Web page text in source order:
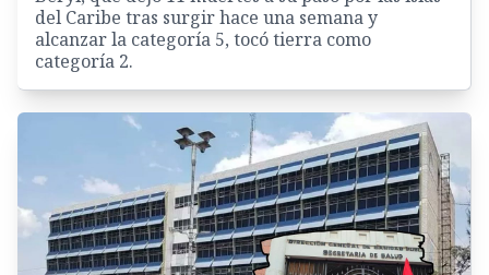
del Caribe tras surgir hace una semana y
alcanzar la categoría 5, tocó tierra como
categoría 2.